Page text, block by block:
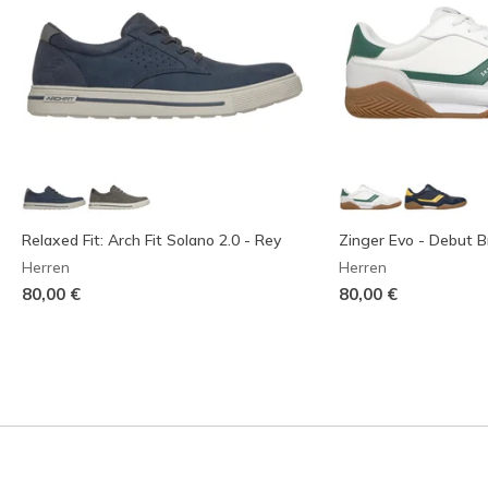
Relaxed Fit: Arch Fit Solano 2.0 - Rey
Herren
80,00 €
Zinger Evo - Debut
Herren
80,00 €